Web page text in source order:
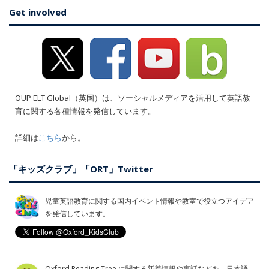
Get involved
OUP ELT Global（英国）は、ソーシャルメディアを活用して英語教
育に関する各種情報を発信しています。
詳細は こちらから。
「キッズクラブ」「ORT」Twitter
児童英語教育に関する国内イベント情報や教室で役立つアイデア
を発信しています。